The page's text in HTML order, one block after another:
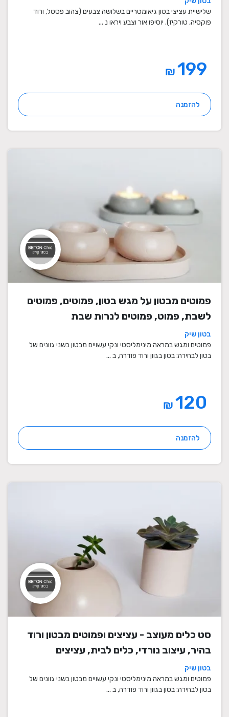
מתנות סוף שנה למורים
שלישיית עציצי בטון גיאומטריים בשלושה צבעים (צהוב פסטל, ורוד
פוקסיה, טורקיז). יוסיפו אור וצבע ויראו נ ...
₪
להזמנה
פמוטים מבטון על מגש בטון, פמוטים, פמוטים
לשבת, פמוט, פמוטים לנרות שבת
בטון שיק
פמוטים ומגש במראה מינימליסטי ונקי עשויים מבטון בשני גוונים של
בטון לבחירה: בטון בגוון ורוד פודרה, ב ...
₪
להזמנה
סט כלים מעוצב - עציצים ופמוטים מבטון ורוד
בהיר, עיצוב נורדי, כלים לבית, עציצים
מעוצבים, עציצי בטון, פמוטים לשבת, עציצים
מבטון, מתנה לבית
בטון שיק
פמוטים ומגש במראה מינימליסטי ונקי עשויים מבטון בשני גוונים של
בטון לבחירה: בטון בגוון ורוד פודרה, ב ...